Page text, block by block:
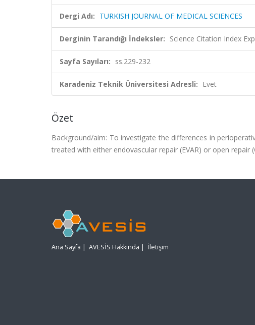
Dergi Adı: TURKISH JOURNAL OF MEDICAL SCIENCES
Derginin Tarandığı İndeksler: Science Citation Index
Sayfa Sayıları: ss.229-232
Karadeniz Teknik Üniversitesi Adresli: Evet
Özet
Background/aim: To investigate the differences in
treated with either endovascular repair (EVAR) or open repair
Ana Sayfa | AVESİS Hakkında | İletişim